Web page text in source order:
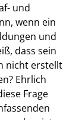
und
wenn ein
und
dass sein
nicht erstellt
Ehrlich
Frage